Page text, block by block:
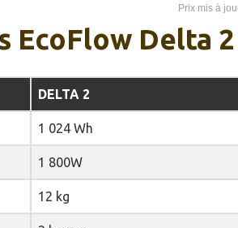
EcoFlow Delta 2
DELTA 2
1 024 Wh
1 800W
12 kg